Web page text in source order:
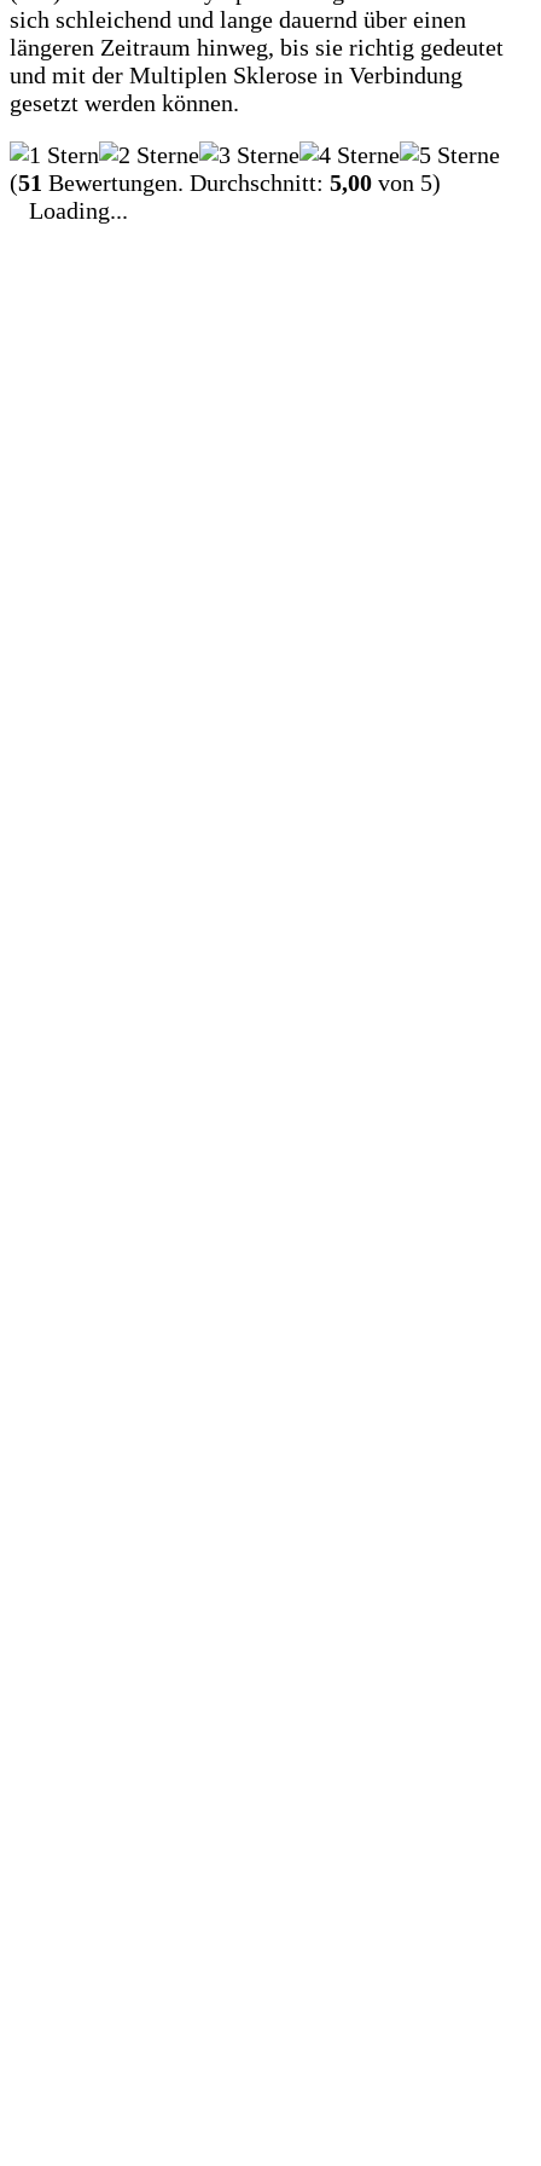
sich schleichend und lange dauernd über einen
längeren Zeitraum hinweg, bis sie richtig gedeutet
und mit der Multiplen Sklerose in Verbindung
gesetzt werden können.
(51 Bewertungen. Durchschnitt: 5,00 von 5)
Loading...